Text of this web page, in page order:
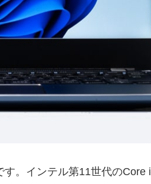
。インテル第11世代のCore